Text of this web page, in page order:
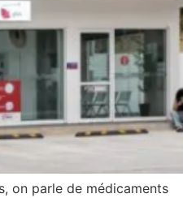
on parle de médicaments